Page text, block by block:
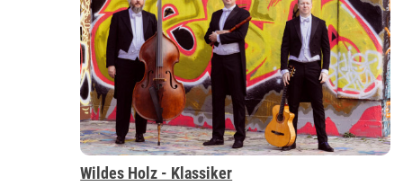
Wildes Holz - Klassiker